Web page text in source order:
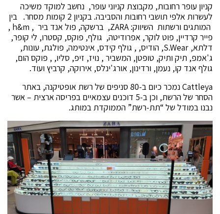
קניון עופר רחובות, מקבוצת קניוני עופר, נחשב למוקד משיכה
לעשרות אלפי תושבי רחובות והסביבה. בקניון 2 קומות מסחר. בין
המותגים ורשתות השיווק: ZARA, ברשקה, פול אנד ביר , h&m ,
פייר קרדיין, פוט לוקר, אפרודיטה, גולף, פוקס, קסטרו, לי קופר,
דלתא, S.Wear, הודיס, , גולף קידס, אינטימה, פולגת, עונות,
ג'אמפ, תיק ותיק, טופטן, המשביר , נויז, זיפ, סליו, , פוקס הום,
גולף אנד קו, נעמן, ורדינון, אורג'ינלס, אירוקה, קרביץ ועוד.
Cattleya נמכר כיום ב-80 סניפים של רשת אופטיקנה, באתר
הסחר של הרשת, וכן ב-5 דוכנים עצמאיים בפריסה ארצית – אשר
נבנו במודל של “תת-רשת” הממוקדת במותג.